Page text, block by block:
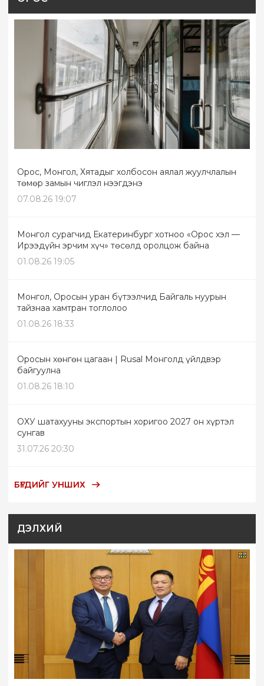
Орос, Монгол, Хятадыг холбосон аялал жуулчлалын
төмөр замын чиглэл нээгдэнэ
07.08.26 19:07
Монгол сурагчид Екатеринбург хотноо «Орос хэл —
Ирээдүйн эрчим хүч» төсөлд оролцож байна
01.08.26 19:05
Монгол, Оросын уран бүтээлчид Байгаль нуурын
тайзнаа хамтран тоглолоо
01.08.26 18:33
Оросын хөнгөн цагаан | Rusal Монголд үйлдвэр
байгуулна
01.08.26 18:10
ОХУ шатахууны экспортын хоригоо 2027 он хүртэл
сунгав
31.07.26 20:30
БҮГДИЙГ УНШИХ
ДЭЛХИЙ